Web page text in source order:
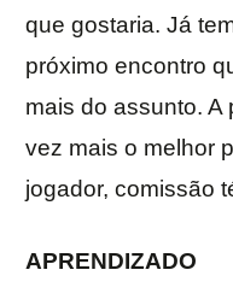
que gostaria. Já
próximo encontro
mais do assunto. A
vez mais o melhor
jogador, comissão
APRENDIZADO